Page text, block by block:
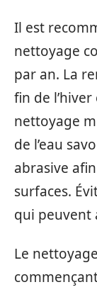
Il est
nettoyage
par an. La
fin de
nettoyage
de l’eau
abrasive
surfaces.
qui peuvent
Le